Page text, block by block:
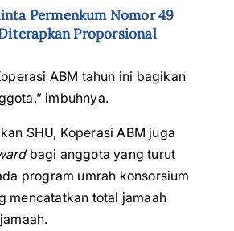
Permenkum Nomor 49
Proporsional
ABM tahun ini bagikan
imbuhnya.
SHU, Koperasi ABM juga
bagi anggota yang turut
program umrah konsorsium
mencatatkan total jamaah